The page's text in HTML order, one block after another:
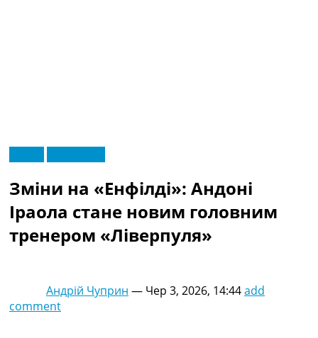
МенюНовини футболу
Відео
Новини футболу України
Футбольні трансфери
Логін
Рейтінги
Зміни на «Енфілді»: Андоні
Іраола стане новим головним
тренером «Ліверпуля»
Андрій Чуприн — Чер 3, 2026, 14:44add
comment